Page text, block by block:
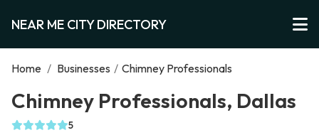
NEAR ME CITY DIRECTORY
Home / Businesses / Chimney Professionals
Chimney Professionals, Dallas
5